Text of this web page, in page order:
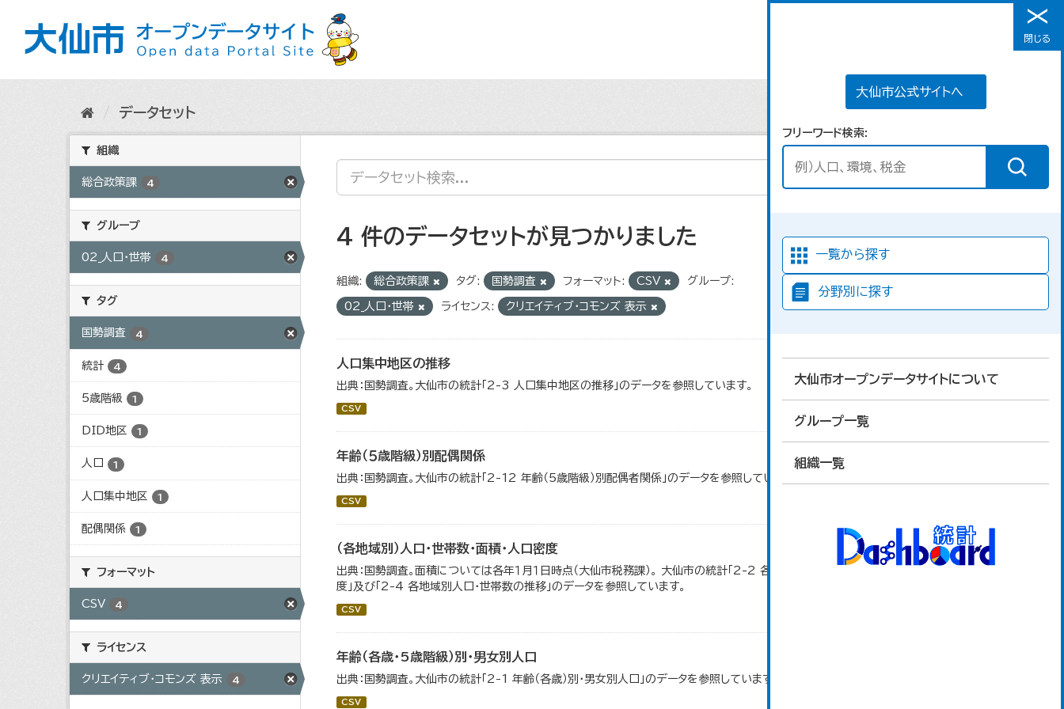
メニュー
大仙市公式サイトへ
フリーワード検索
一覧から探す
分野別に探す
大仙市オープンデータサイトについて
グループ一覧
組織一覧
閉じる
データセット
組織
総合政策課 4
グループ
02_人口・世帯 4
タグ
国勢調査 4
統計 4
5歳階級 1
DID地区 1
人口 1
人口集中地区 1
配偶関係 1
フォーマット
CSV 4
ライセンス
クリエイティブ・コモンズ 表示 4
4 件のデータセットが見つかりました
組織: 総合政策課 タグ: 国勢調査 フォーマット: CSV グループ:
02_人口・世帯 ライセンス: クリエイティブ・コモンズ 表示
人口集中地区の推移
出典：国勢調査。大仙市の統計「2-3 人口集中地区の推移」のデータを参照しています。
CSV
年齢（５歳階級）別配偶関係
出典：国勢調査。大仙市の統計「2-12 年齢（5歳階級）別配偶者関係」のデータを参照しています。
CSV
（各地域別）人口・世帯数・面積・人口密度
出典：国勢調査。面積については各年１月１日時点（大仙市税務課）。 大仙市の統計「2-2 各地域別人口・人口増減・面積・人口密
度」及び「2-4 各地域別人口・世帯数の推移」のデータを参照しています。
CSV
年齢（各歳・5歳階級）別・男女別人口
出典：国勢調査。大仙市の統計「2-1 年齢（各歳）別・男女別人口」のデータを参照しています。
CSV